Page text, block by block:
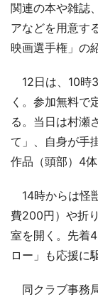
関連の本や雑誌
アなどを用意す
映画選手権」の
12日は、10時
く。参加無料で
る。当日は村瀬
て」、自身が手
作品（頭部）4体
14時からは怪
費200円）や折
室を開く。先着
ロー」も応援に
同クラブ事務